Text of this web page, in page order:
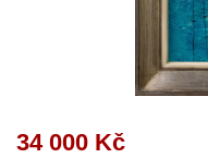
34 000 Kč